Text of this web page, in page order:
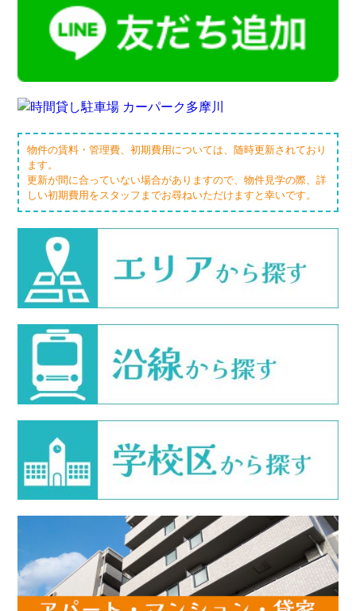
物件の賃料・管理費、初期費用については、随時更新されており
ます。
更新が間に合っていない場合がありますので、物件見学の際、詳
しい初期費用をスタッフまでお尋ねいただけますと幸いです。